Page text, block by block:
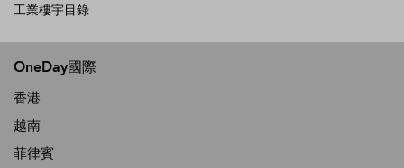
工業樓宇目錄
OneDay國際
香港
越南
菲律賓